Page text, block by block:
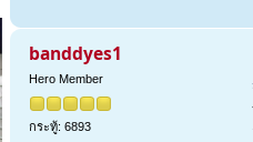
banddyes1
Hero Member
กระทู้: 6893